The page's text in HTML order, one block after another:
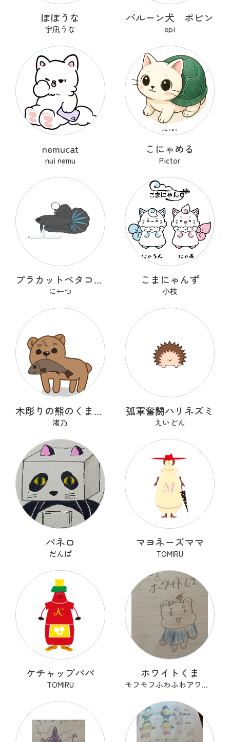
ぽぽうな
宇凪うな
バルーン犬 ポピン
epi
nemucat
nui nemu
こにゃめる
Pictor
プラカットベタコレクションver.1
に←つ
こまにゃんず
小枝
木彫りの熊のくまっくまさん
渚乃
孤軍奮闘ハリネズミ
えいどん
パネロ
だんぱ
マヨネーズママ
TOMIRU
ケチャップパパ
TOMIRU
ホワイトくま
モフモフふわふわアワアワ